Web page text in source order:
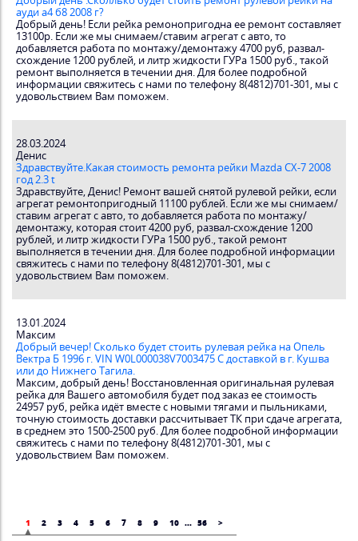
ауди а4 б8 2008 г?
Добрый день! Если рейка ремонопригодна ее ремонт составляет
13100р. Если же мы снимаем/ставим агрегат с авто, то
добавляется работа по монтажу/демонтажу 4700 руб, развал-
схождение 1200 рублей, и литр жидкости ГУРа 1500 руб., такой
ремонт выполняется в течении дня. Для более подробной
информации свяжитесь с нами по телефону 8(4812)701-301, мы с
удовольствием Вам поможем.
28.03.2024
Денис
Здравствуйте.Какая стоимость ремонта рейки Mazda CX-7 2008
год 2.3 t
Здравствуйте, Денис! Ремонт вашей снятой рулевой рейки, если
агрегат ремонтопригодный 11100 рублей. Если же мы снимаем/
ставим агрегат с авто, то добавляется работа по монтажу/
демонтажу, которая стоит 4200 руб, развал-схождение 1200
рублей, и литр жидкости ГУРа 1500 руб., такой ремонт
выполняется в течении дня. Для более подробной информации
свяжитесь с нами по телефону 8(4812)701-301, мы с
удовольствием Вам поможем.
13.01.2024
Максим
Добрый вечер! Сколько будет стоить рулевая рейка на Опель
Вектра Б 1996 г. VIN W0L000038V7003475 С доставкой в г. Кушва
или до Нижнего Тагила.
Максим, добрый день! Восстановленная оригинальная рулевая
рейка для Вашего автомобиля будет под заказ ее стоимость
24957 руб, рейка идёт вместе с новыми тягами и пыльниками,
точную стоимость доставки рассчитывает ТК при сдаче агрегата,
в среднем это 1500-2500 руб. Для более подробной информации
свяжитесь с нами по телефону 8(4812)701-301, мы с
удовольствием Вам поможем.
1 2 3 4 5 6 7 8 9 10 ... 56 >